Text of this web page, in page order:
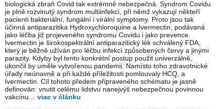
biologická zbraň Covid tak extrémně nebezpečná. Syndrom Covidu
je plně rozvinutý syndrom multiinfekcí, při němž vykazují někteří
pacienti bakteriální, fungální i virální symptomy. Proto jsou tak
účinná antiparazitika Hydroxychloroquine a Ivermectin, podávaná
jako léčba již projeveného syndromu Covidu i jako prevence.
Ivermectin je širokospektrální antiparazitický lék schválený FDA,
který je běžně užíván pro léčbu infekcí způsobených červy a jinými
parazity. Kdyby byl tento konkrétní postup použit univerzálně,
ukončil by uměle vytvořenou pandemii. Namísto toho zdravotnické
úřady neúnavně a při každé příležitosti pomlouvaly HCQ, a
Ivermectin. Cíl tohoto předem připraveného schématu je jasně
definován: vnutit celému lidstvu nanejvýš nebezpečnou povinnou
vakcínu… viac v článku